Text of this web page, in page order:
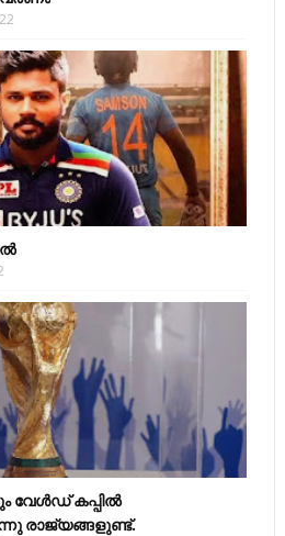
വേള്‍ഡ് കപ്പില്‍
രാജ്യങ്ങളുണ്ട്.